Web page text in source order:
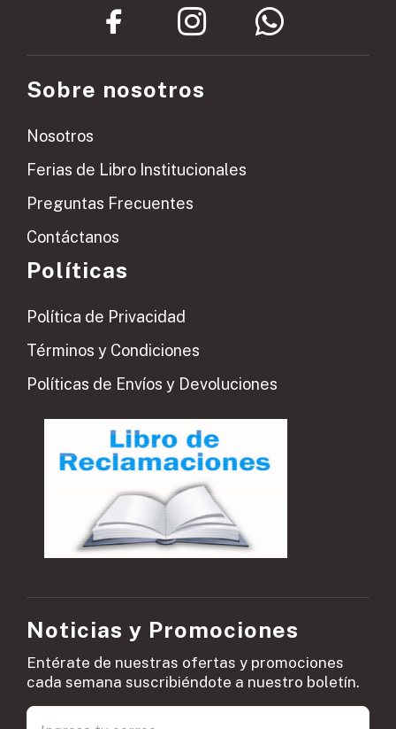
Sobre nosotros
Nosotros
Ferias de Libro Institucionales
Preguntas Frecuentes
Contáctanos
Políticas
Política de Privacidad
Términos y Condiciones
Políticas de Envíos y Devoluciones
Noticias y Promociones
Entérate de nuestras ofertas y promociones
cada semana suscribiéndote a nuestro boletín.